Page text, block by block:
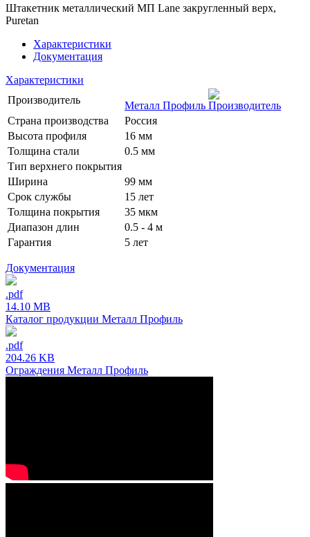
Штакетник металлический МП Lane закругленный верх,
Puretan
Характеристики
Документация
Характеристики
Производитель
Металл Профиль
Страна производства
Россия
Высота профиля
16 мм
Толщина стали
0.5 мм
Тип верхнего покрытия
Ширина
99 мм
Срок службы
15 лет
Толщина покрытия
35 мкм
Диапазон длин
0.5 - 4 м
Гарантия
5 лет
Документация
.pdf
14.10 MB
Каталог продукции Металл Профиль
.pdf
204.26 KB
Ограждения Металл Профиль